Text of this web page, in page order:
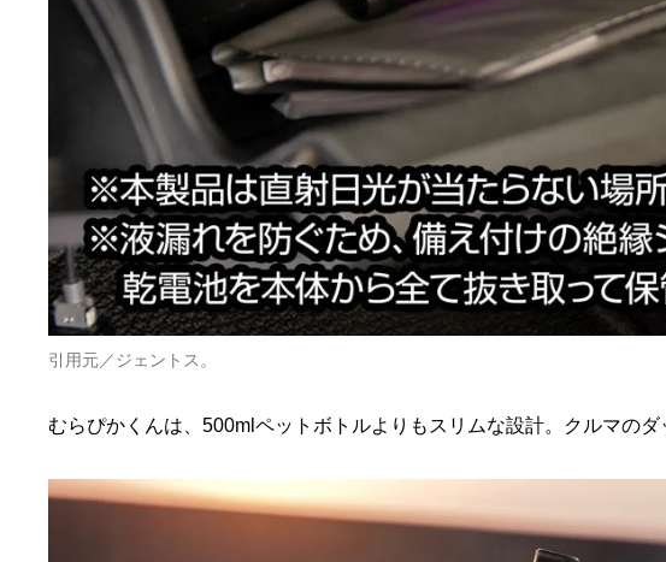
引用元／ジェントス。
むらぴかくんは、500mlペットボトルよりもスリムな設計。クルマのダ